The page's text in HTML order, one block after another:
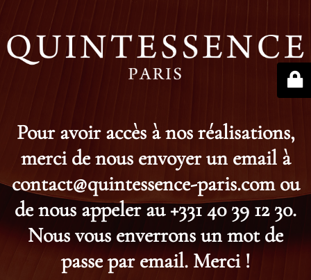
Pour avoir accès à nos réalisations,
merci de nous envoyer un email à
contact@quintessence-paris.com ou
de nous appeler au +331 40 39 12 30.
Nous vous enverrons un mot de
passe par email. Merci !